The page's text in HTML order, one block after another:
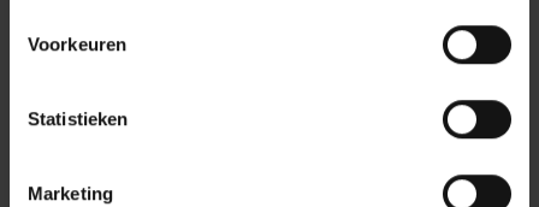
Voorkeuren
Statistieken
Marketing
wooncomfort doet toenemen, de vastgoedwaarde
voor VVE-eigenaren beschermt en de ecologische
voetafdruk van het complex verkleint. Toevoegingen
van de bewoners? “De keuze voor de dimensionering
van de pui en het zonwerende glas op de bovenste